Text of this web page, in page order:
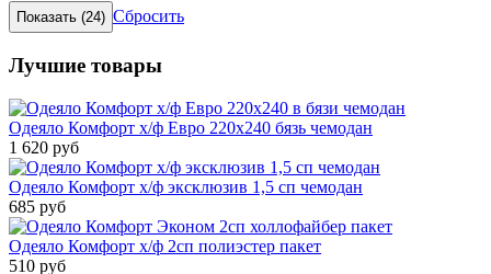
Сбросить
Лучшие товары
Одеяло Комфорт х/ф Евро 220х240 бязь чемодан
1 620 руб
Одеяло Комфорт х/ф эксклюзив 1,5 сп чемодан
685 руб
Одеяло Комфорт х/ф 2сп полиэстер пакет
510 руб